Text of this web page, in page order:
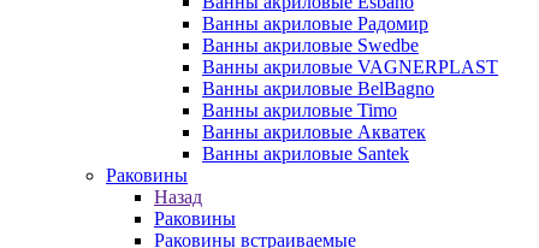
Ванны акриловые Радомир
Ванны акриловые Swedbe
Ванны акриловые VAGNERPLAST
Ванны акриловые BelBagno
Ванны акриловые Timo
Ванны акриловые Акватек
Ванны акриловые Santek
Раковины
Назад
Раковины
Раковины встраиваемые